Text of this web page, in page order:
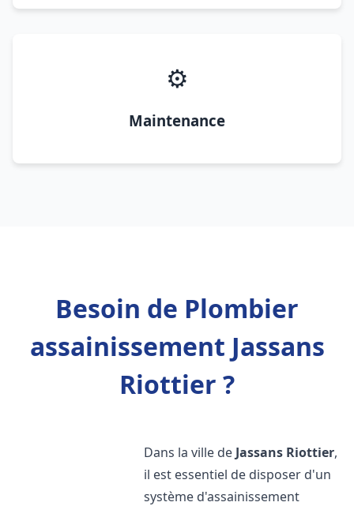
⚙️
Maintenance
Besoin de Plombier
assainissement Jassans
Riottier ?
Dans la ville de Jassans Riottier,
il est essentiel de disposer d'un
système d'assainissement